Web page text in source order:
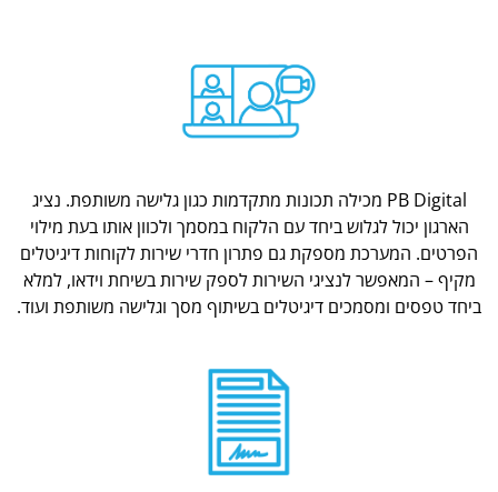
PB Digital מכילה תכונות מתקדמות כגון גלישה משותפת. נציג
הארגון יכול לגלוש ביחד עם הלקוח במסמך ולכוון אותו בעת מילוי
הפרטים. המערכת מספקת גם פתרון חדרי שירות לקוחות דיגיטלים
מקיף – המאפשר לנציגי השירות לספק שירות בשיחת וידאו, למלא
ביחד טפסים ומסמכים דיגיטלים בשיתוף מסך וגלישה משותפת ועוד.